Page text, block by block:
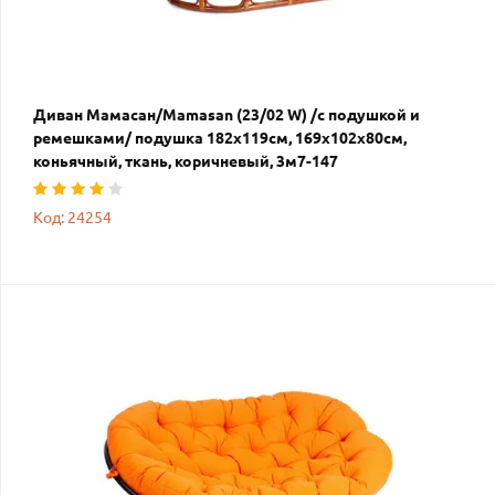
Диван Мамасан/Mamasan (23/02 W) /с подушкой и
ремешками/ подушка 182х119см, 169х102х80см,
коньячный, ткань, коричневый, 3м7-147
Код: 24254